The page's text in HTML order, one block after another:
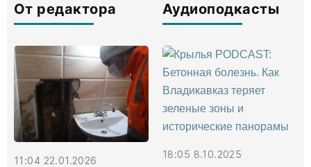
От редактора
11:04 22.01.2026
Аудиоподкасты
18:05 8.10.2025